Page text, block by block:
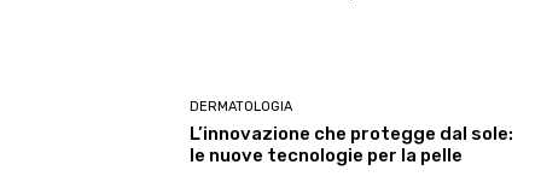
DERMATOLOGIA
L’innovazione che protegge dal sole:
le nuove tecnologie per la pelle